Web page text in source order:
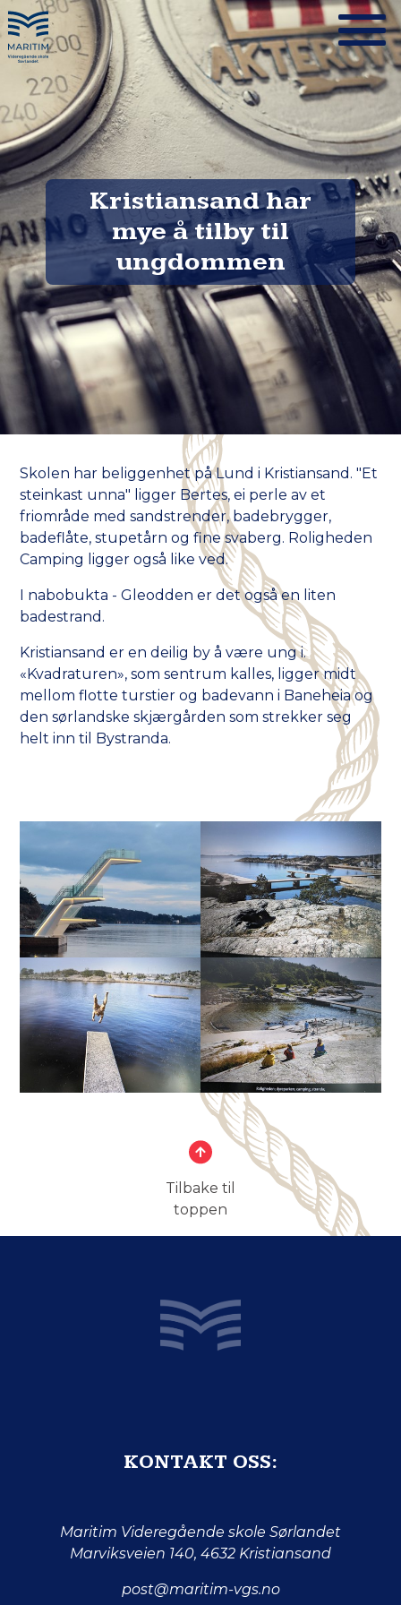
Kristiansand har
mye å tilby til
ungdommen
Skolen har beliggenhet på Lund i Kristiansand. "Et
steinkast unna" ligger Bertes, ei perle av et
friområde med sandstrender, badebrygger,
badeflåte, stupetårn og fine svaberg. Roligheden
Camping ligger også like ved.
I nabobukta - Gleodden er det også en liten
badestrand.
Kristiansand er en deilig by å være ung i.
«Kvadraturen», som sentrum kalles, ligger midt
mellom flotte turstier og badevann i Baneheia og
den sørlandske skjærgården som strekker seg
helt inn til Bystranda.
Tilbake til
toppen
KONTAKT OSS:
Maritim Videregående skole Sørlandet
Marviksveien 140, 4632 Kristiansand
post@maritim-vgs.no